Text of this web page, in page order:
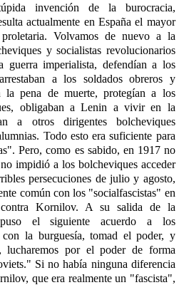
invención de la burocracia,
actualmente en España el mayor
Volvamos de nuevo a la
y socialistas revolucionarios
guerra imperialista, defendían a los
a los soldados obreros y
la pena de muerte, protegían a los
obligaban a Lenin a vivir en la
a otros dirigentes bolcheviques
Todo esto era suficiente para
Pero, como es sabido, en 1917 no
impidió a los bolcheviques acceder
persecuciones de julio y agosto,
común con los "socialfascistas" en
Kornilov. A su salida de la
el siguiente acuerdo a los
con la burguesía, tomad el poder, y
lucharemos por el poder de forma
Si no había ninguna diferencia
que era realmente un "fascista",